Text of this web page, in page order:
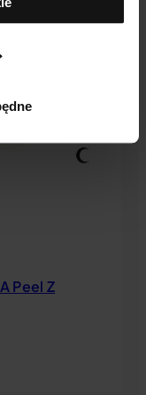
Peel Z